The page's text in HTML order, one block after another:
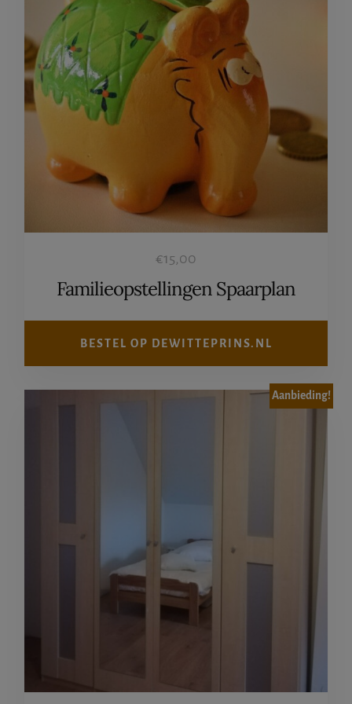
€15,00
Familieopstellingen Spaarplan
BESTEL OP DEWITTEPRINS.NL
Aanbieding!